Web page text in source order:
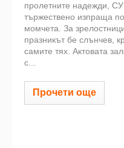
пролетните надежди, СУ
тържествено изпраща
момчета. За
празникът бе слънчев,
самите тях. Актовата
с...
Прочети още